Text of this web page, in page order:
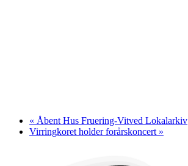
« Åbent Hus Fruering-Vitved Lokalarkiv
Virringkoret holder forårskoncert »